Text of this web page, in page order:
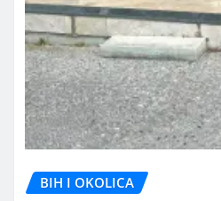
BIH I OKOLICA